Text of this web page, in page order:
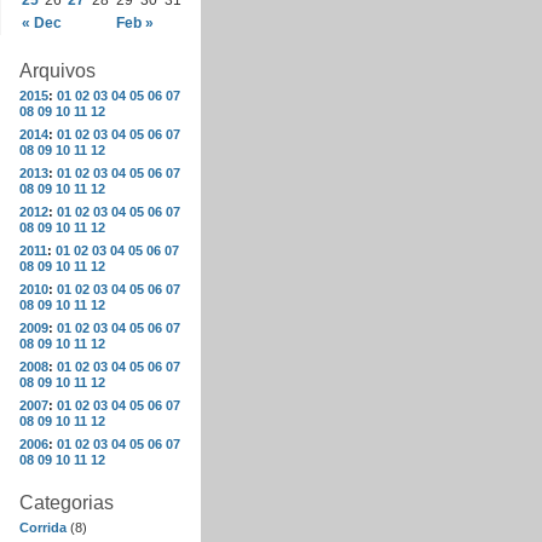
« Dec Feb »
Arquivos
2015: 01 02 03 04 05 06 07
08 09 10 11 12
2014: 01 02 03 04 05 06 07
08 09 10 11 12
2013: 01 02 03 04 05 06 07
08 09 10 11 12
2012: 01 02 03 04 05 06 07
08 09 10 11 12
2011: 01 02 03 04 05 06 07
08 09 10 11 12
2010: 01 02 03 04 05 06 07
08 09 10 11 12
2009: 01 02 03 04 05 06 07
08 09 10 11 12
2008: 01 02 03 04 05 06 07
08 09 10 11 12
2007: 01 02 03 04 05 06 07
08 09 10 11 12
2006: 01 02 03 04 05 06 07
08 09 10 11 12
Categorias
Corrida (8)